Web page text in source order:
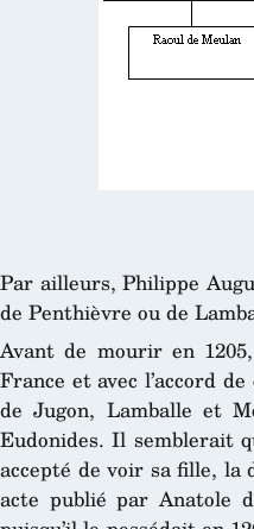
Par ailleurs, Philippe
de Penthièvre ou de
Avant de mourir en
France et avec l’accord
de Jugon, Lamballe et
Eudonides. Il semblerait
accepté de voir sa fille, la
acte publié par Anatole